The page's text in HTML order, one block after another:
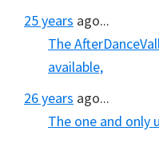
25 years ago...
The
available,
26 years ago...
The one and only